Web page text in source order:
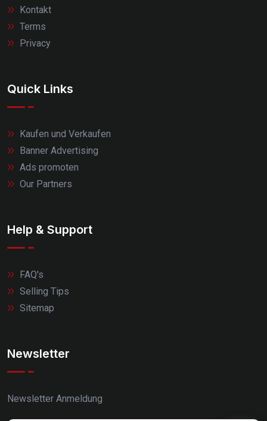
Kontakt
Terms
Privacy
Quick Links
Kaufen und Verkaufen
Banner Advertising
Ads promoten
Our Partners
Help & Support
FAQ's
Selling Tips
Sitemap
Newsletter
Newsletter Anmeldung